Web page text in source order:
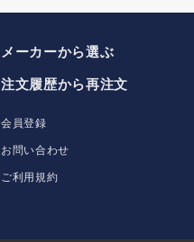
メーカーから選ぶ
注文履歴から再注文
会員登録
お問い合わせ
ご利用規約